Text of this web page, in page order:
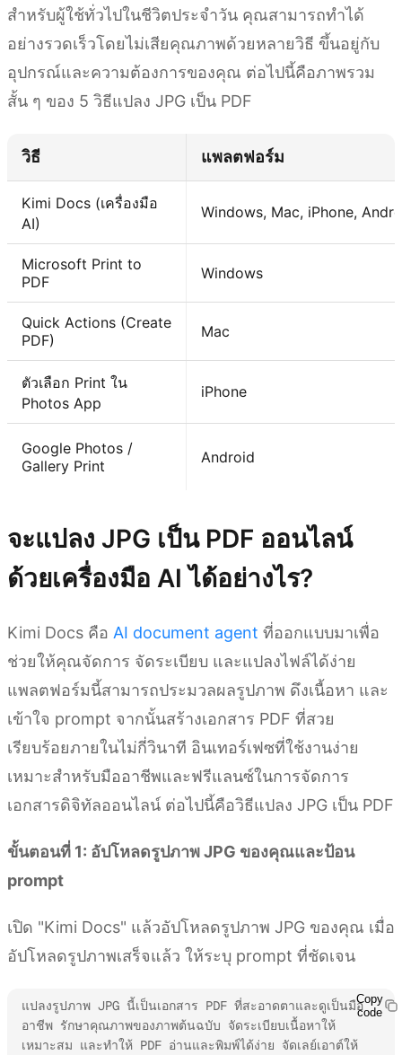
สำหรับผู้ใช้ทั่วไปในชีวิตประจำวัน คุณสามารถทำได้
อย่างรวดเร็วโดยไม่เสียคุณภาพด้วยหลายวิธี ขึ้นอยู่กับ
อุปกรณ์และความต้องการของคุณ ต่อไปนี้คือภาพรวม
สั้น ๆ ของ 5 วิธีแปลง JPG เป็น PDF
วิธี แพลตฟอร์ม
Kimi Docs (เครื่องมือ
AI)
Windows, Mac, iPhone,
Microsoft Print to
PDF
Windows
Quick Actions (Create
PDF)
Mac
ตัวเลือก Print ใน
Photos App
iPhone
Google Photos /
Gallery Print
Android
จะแปลง JPG เป็น PDF ออนไลน์
ด้วยเครื่องมือ AI ได้อย่างไร?
Kimi Docs คือ AI document agent ที่ออกแบบมาเพื่อ
ช่วยให้คุณจัดการ จัดระเบียบ และแปลงไฟล์ได้ง่าย
แพลตฟอร์มนี้สามารถประมวลผลรูปภาพ ดึงเนื้อหา และ
เข้าใจ prompt จากนั้นสร้างเอกสาร PDF ที่สวย
เรียบร้อยภายในไม่กี่วินาที อินเทอร์เฟซที่ใช้งานง่าย
เหมาะสำหรับมืออาชีพและฟรีแลนซ์ในการจัดการ
เอกสารดิจิทัลออนไลน์ ต่อไปนี้คือวิธีแปลง JPG เป็น PDF
ขั้นตอนที่ 1: อัปโหลดรูปภาพ JPG ของคุณและป้อน
prompt
เปิด "Kimi Docs" แล้วอัปโหลดรูปภาพ JPG ของคุณ เมื่อ
อัปโหลดรูปภาพเสร็จแล้ว ให้ระบุ prompt ที่ชัดเจน
แปลงรูปภาพ JPG นี้เป็นเอกสาร PDF ที่สะอาดตาและดูเป็นมือ
อาชีพ รักษาคุณภาพของภาพต้นฉบับ จัดระเบียบเนื้อหาให้
เหมาะสม และทำให้ PDF อ่านและพิมพ์ได้ง่าย จัดเลย์เอาต์ให้
Copy
code